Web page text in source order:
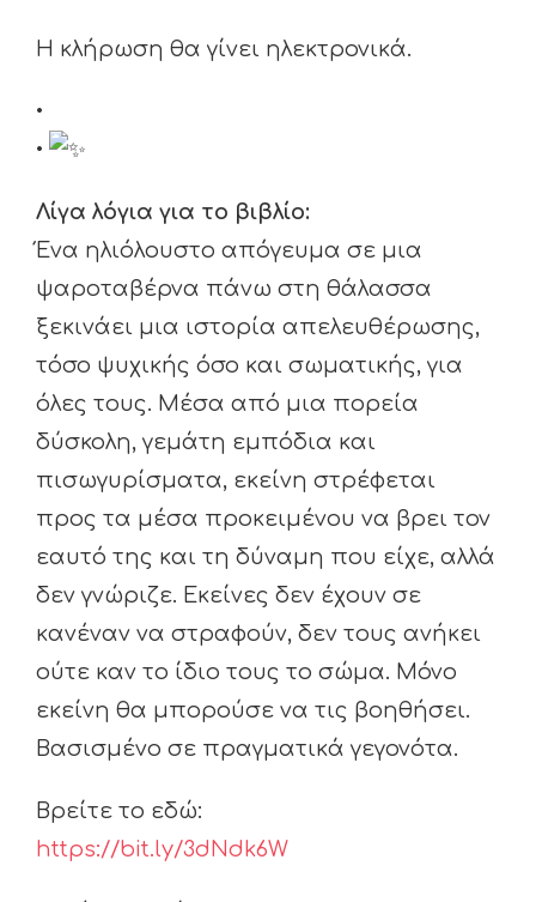
Η κλήρωση θα γίνει ηλεκτρονικά.
•
•
Λίγα λόγια για το βιβλίο:
Ένα ηλιόλουστο απόγευμα σε μια
ψαροταβέρνα πάνω στη θάλασσα
ξεκινάει μια ιστορία απελευθέρωσης,
τόσο ψυχικής όσο και σωματικής, για
όλες τους. Μέσα από μια πορεία
δύσκολη, γεμάτη εμπόδια και
πισωγυρίσματα, εκείνη στρέφεται
προς τα μέσα προκειμένου να βρει τον
εαυτό της και τη δύναμη που είχε, αλλά
δεν γνώριζε. Εκείνες δεν έχουν σε
κανέναν να στραφούν, δεν τους ανήκει
ούτε καν το ίδιο τους το σώμα. Μόνο
εκείνη θα μπορούσε να τις βοηθήσει.
Βασισμένο σε πραγματικά γεγονότα.
Βρείτε το εδώ:
https://bit.ly/3dNdk6W